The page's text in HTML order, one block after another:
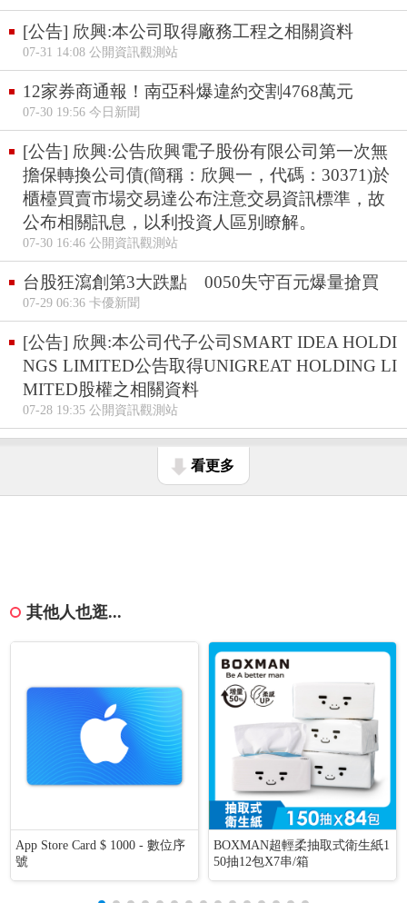
[公告] 欣興:本公司取得廠務工程之相關資料
07-31 14:08 公開資訊觀測站
12家券商通報！南亞科爆違約交割4768萬元
07-30 19:56 今日新聞
[公告] 欣興:公告欣興電子股份有限公司第一次無
擔保轉換公司債(簡稱：欣興一，代碼：30371)於
櫃檯買賣市場交易達公布注意交易資訊標準，故
公布相關訊息，以利投資人區別瞭解。
07-30 16:46 公開資訊觀測站
台股狂瀉創第3大跌點 0050失守百元爆量搶買
07-29 06:36 卡優新聞
[公告] 欣興:本公司代子公司SMART IDEA HOLDI
NGS LIMITED公告取得UNIGREAT HOLDING LI
MITED股權之相關資料
07-28 19:35 公開資訊觀測站
看更多
其他人也逛...
App Store Card $ 1000 - 數位序
號
BOXMAN超輕柔抽取式衛生紙1
50抽12包X7串/箱